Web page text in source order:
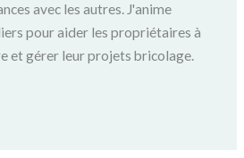
avec les autres. J'anime
pour aider les propriétaires à
et gérer leur projets bricolage.